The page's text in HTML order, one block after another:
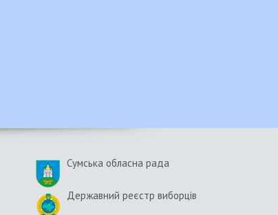
Сумська обласна рада
Державний реєстр виборців